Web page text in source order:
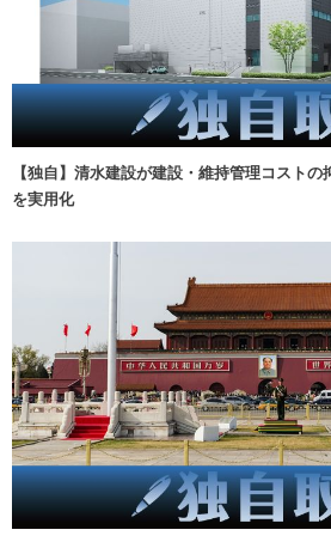
【独自】清水建設が建設・維持管理コスト
を実用化